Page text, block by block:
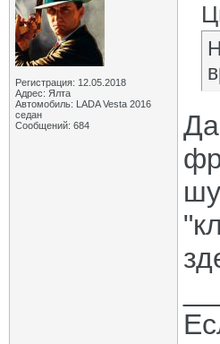
Регистрация: 12.05.2018
Адрес: Ялта
Автомобиль: LADA Vesta 2016
седан
Сообщений: 684